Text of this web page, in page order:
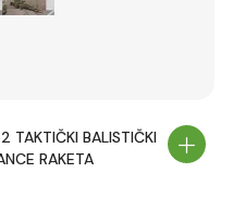
BALISTIČKI
RAKETA